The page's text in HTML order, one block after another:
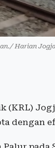
Harian
(KRL)
dengan